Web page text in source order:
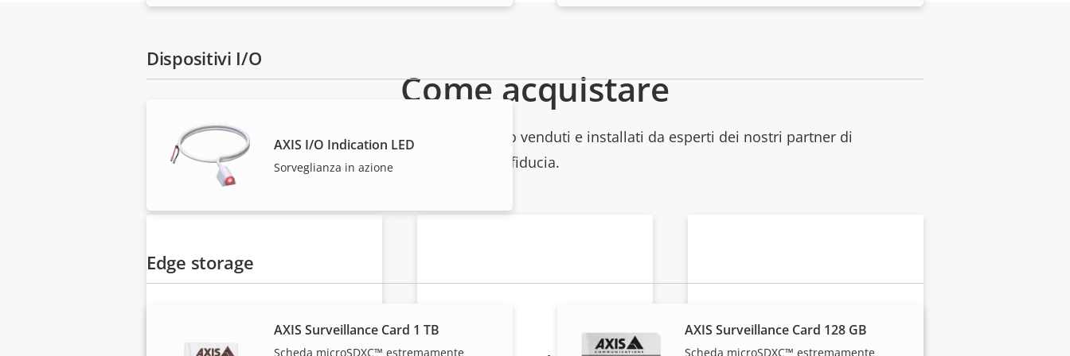
Dispositivi I/O
AXIS I/O Indication LED
Sorveglianza in azione
Edge storage
AXIS Surveillance Card 1 TB
Scheda microSDXC™ estremamente
AXIS Surveillance Card 128 GB
Scheda microSDXC™ estremamente
Come acquistare
Le soluzioni Axis e i singoli prodotti vengono venduti e installati da esperti dei nostri partner di
fiducia.